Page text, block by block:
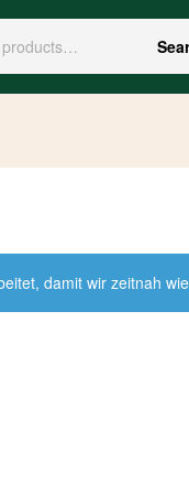
damit wir zeitnah